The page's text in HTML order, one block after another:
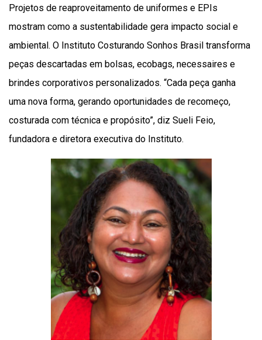
Projetos de reaproveitamento de uniformes e EPIs
mostram como a sustentabilidade gera impacto social e
ambiental. O Instituto Costurando Sonhos Brasil transforma
peças descartadas em bolsas, ecobags, necessaires e
brindes corporativos personalizados. “Cada peça ganha
uma nova forma, gerando oportunidades de recomeço,
costurada com técnica e propósito”, diz Sueli Feio,
fundadora e diretora executiva do Instituto.